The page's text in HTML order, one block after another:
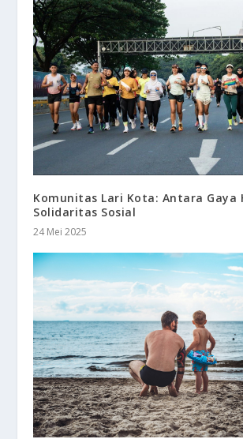
Komunitas Lari Kota: Antara Gaya
Solidaritas Sosial
24 Mei 2025